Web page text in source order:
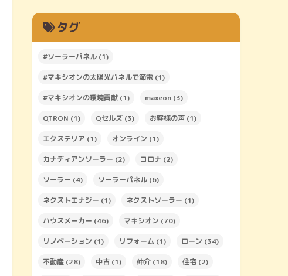
タグ
#ソーラーパネル (1)
#マキシオンの太陽光パネルで節電 (1)
#マキシオンの環境貢献 (1) maxeon (3)
QTRON (1) Qセルズ (3) お客様の声 (1)
エクステリア (1) オンライン (1)
カナディアンソーラー (2) コロナ (2)
ソーラー (4) ソーラーパネル (6)
ネクストエナジー (1) ネクストソーラー (1)
ハウスメーカー (46) マキシオン (70)
リノベーション (1) リフォーム (1) ローン (34)
不動産 (28) 中古 (1) 仲介 (18) 住宅 (2)